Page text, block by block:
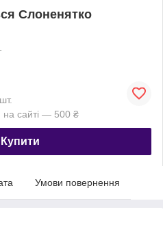
Слоненятко
на сайті — 500 ₴
Купити
Умови повернення